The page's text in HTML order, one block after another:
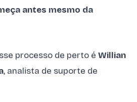
antes mesmo da
processo de perto é Willian
, analista de suporte de